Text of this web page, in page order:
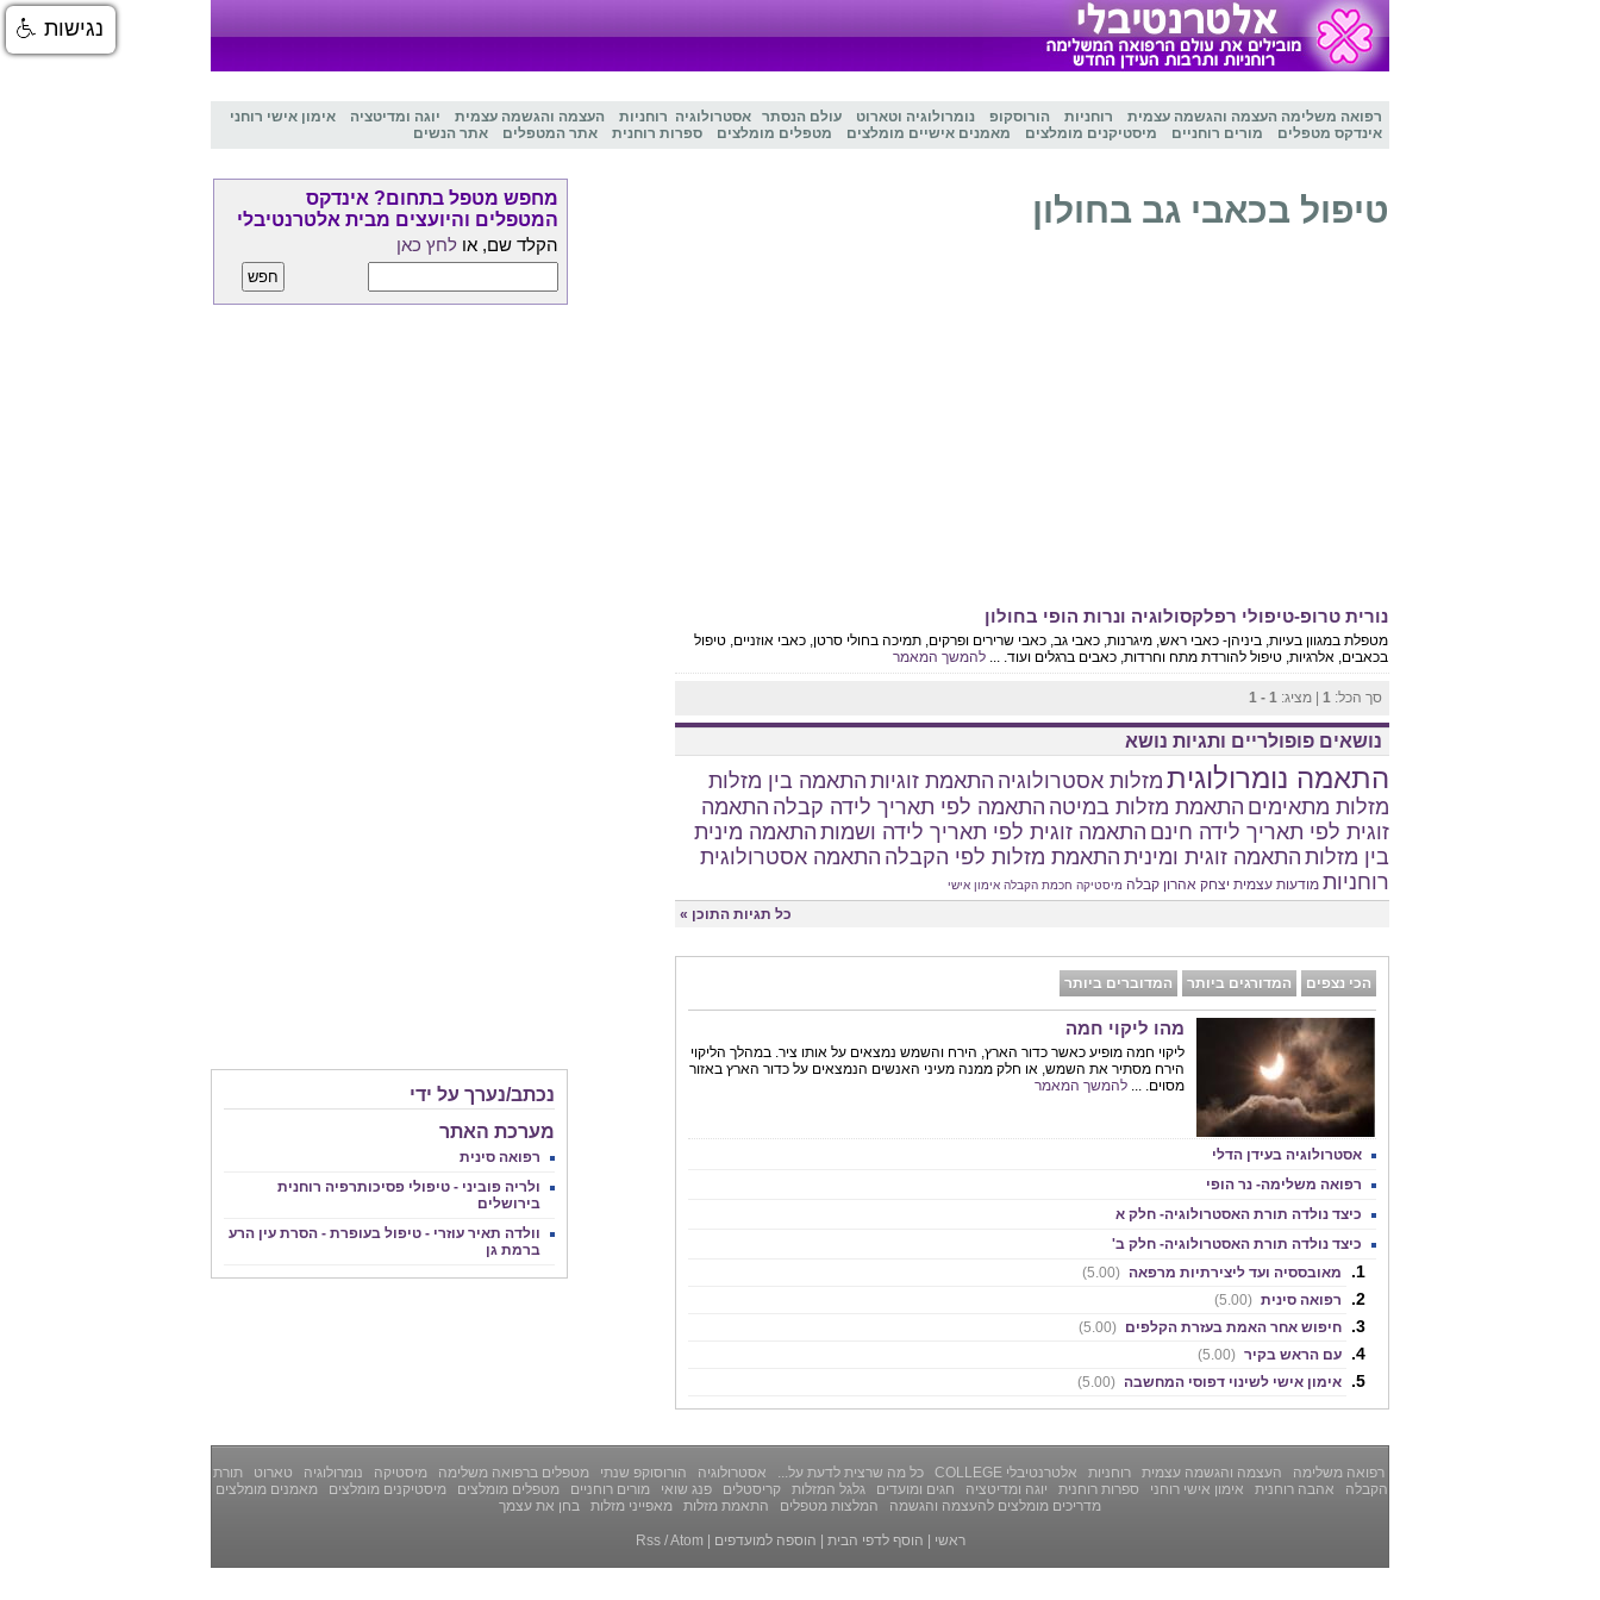
רפואה משלימה העצמה והגשמה עצמית רוחניות הורוסקופ נומרולוגיה וטארוט עולם הנסתר אסטרולוגיה רוחניות העצמה והגשמה עצמית יוגה ומדיטציה
אימון אישי רוחני
אינדקס מטפלים
מורים רוחניים מיסטיקנים מומלצים מאמנים אישיים מומלצים מטפלים מומלצים ספרות רוחנית אתר המטפלים אתר הנשים
טיפול בכאבי גב בחולון
נורית טרופ-טיפולי רפלקסולוגיה ונרות הופי בחולון
מטפלת במגוון בעיות, ביניהן- כאבי ראש, מיגרנות, כאבי גב, כאבי שרירים ופרקים, תמיכה בחולי סרטן, כאבי אוזניים, טיפול
בכאבים, אלרגיות, טיפול להורדת מתח וחרדות, כאבים ברגלים ועוד. ... להמשך המאמר
סך הכל: 1 | מציג: 1 - 1
נושאים פופולריים ותגיות נושא
התאמה נומרולוגית מזלות אסטרולוגיה התאמת זוגיות התאמה בין מזלות
מזלות מתאימים התאמת מזלות במיטה התאמה לפי תאריך לידה קבלה התאמה
זוגית לפי תאריך לידה חינם התאמה זוגית לפי תאריך לידה ושמות התאמה מינית
בין מזלות התאמה זוגית ומינית התאמת מזלות לפי הקבלה התאמה אסטרולוגית
רוחניות מודעות עצמית יצחק אהרון קבלה מיסטיקה חכמת הקבלה אימון אישי
כל תגיות התוכן »
הכי נצפים המדורגים ביותר המדוברים ביותר
מהו ליקוי חמה
ליקוי חמה מופיע כאשר כדור הארץ, הירח והשמש נמצאים על אותו ציר. במהלך הליקוי
הירח מסתיר את השמש, או חלק ממנה מעיני האנשים הנמצאים על כדור הארץ באזור
מסוים. ... להמשך המאמר
אסטרולוגיה בעידן הדלי
רפואה משלימה- נר הופי
כיצד נולדה תורת האסטרולוגיה- חלק א
כיצד נולדה תורת האסטרולוגיה- חלק ב'
מאובססיה ועד ליצירתיות מרפאה (5.00)
רפואה סינית (5.00)
חיפוש אחר האמת בעזרת הקלפים (5.00)
עם הראש בקיר (5.00)
אימון אישי לשינוי דפוסי המחשבה (5.00)
מחפש מטפל בתחום? אינדקס
המטפלים והיועצים מבית אלטרנטיבלי
הקלד שם, או לחץ כאן
נכתב/נערך על ידי
מערכת האתר
רפואה סינית
ולריה פוביני - טיפולי פסיכותרפיה רוחנית
בירושלים
וולדה תאיר עוזרי - טיפול בעופרת - הסרת עין הרע
ברמת גן
רפואה משלימה העצמה והגשמה עצמית רוחניות אלטרנטיבלי COLLEGE כל מה שרצית לדעת על... אסטרולוגיה הורוסוקפ שנתי מטפלים ברפואה משלימה מיסטיקה נומרולוגיה טארוט
תורת
הקבלה
אהבה רוחנית אימון אישי רוחני ספרות רוחנית יוגה ומדיטציה חגים ומועדים גלגל המזלות קריסטלים פנג שואי מורים רוחניים מטפלים מומלצים מיסטיקנים מומלצים
מאמנים מומלצים
מדריכים מומלצים להעצמה והגשמה
המלצות מטפלים התאמת מזלות מאפייני מזלות בחן את עצמך
ראשי הוסף לדפי הבית הוספה למועדפים Rss/Atom
נגישות